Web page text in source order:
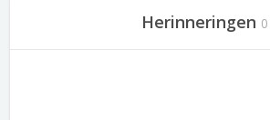
Herinneringen 0